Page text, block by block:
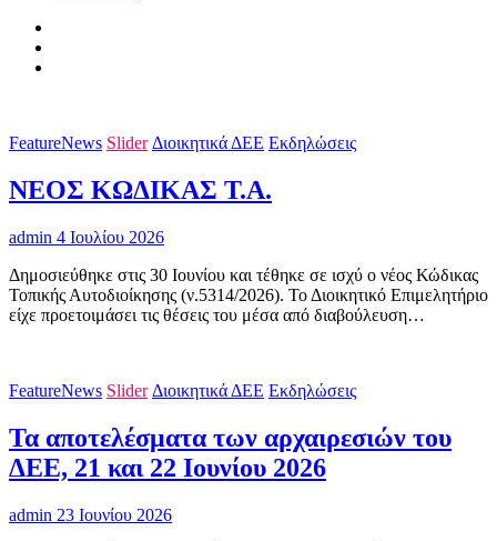
FeatureNews Slider Διοικητικά ΔΕΕ Εκδηλώσεις
ΝΕΟΣ ΚΩΔΙΚΑΣ Τ.Α.
admin 4 Ιουλίου 2026
Δημοσιεύθηκε στις 30 Ιουνίου και τέθηκε σε ισχύ ο νέος Κώδικας
Τοπικής Αυτοδιοίκησης (ν.5314/2026). Το Διοικητικό Επιμελητήριο
είχε προετοιμάσει τις θέσεις του μέσα από διαβούλευση…
FeatureNews Slider Διοικητικά ΔΕΕ Εκδηλώσεις
Τα αποτελέσματα των αρχαιρεσιών του
ΔΕΕ, 21 και 22 Ιουνίου 2026
admin 23 Ιουνίου 2026